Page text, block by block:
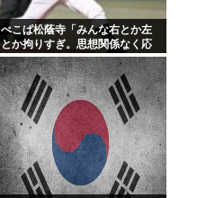
ぺこぱ松蔭寺「みんな右とか左
とか拘りすぎ。思想関係なく応
援しようよ」